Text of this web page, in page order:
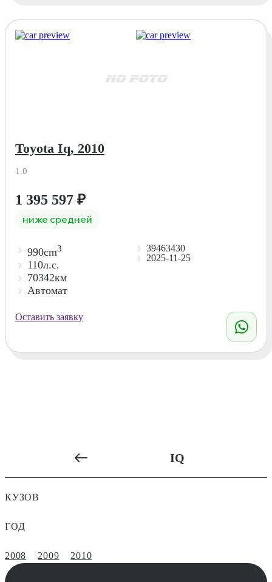
Toyota Iq, 2010
1.0
1 395 597 ₽
ниже средней
990cm3
110л.с.
70342км
Автомат
39463430
2025-11-25
Оставить заявку
IQ
КУЗОВ
ГОД
2008 2009 2010